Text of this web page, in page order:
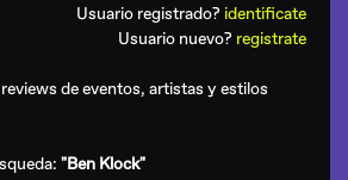
Usuario registrado? identificate
Usuario nuevo? registrate
de eventos, artistas y estilos
"Ben Klock"